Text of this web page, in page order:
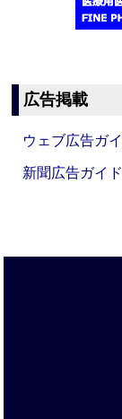
広告掲載
ウェブ広告ガ
新聞広告ガイド